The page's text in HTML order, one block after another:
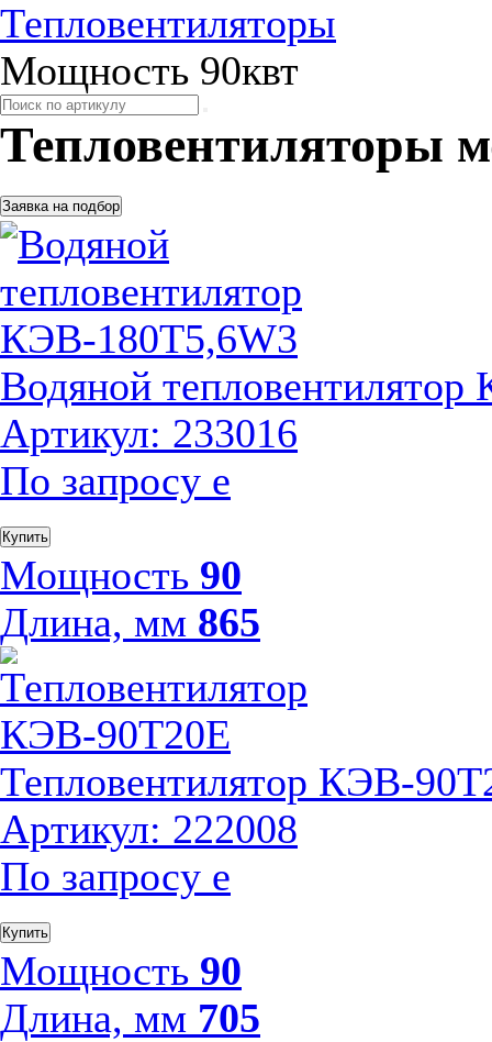
Тепловентиляторы
Мощность 90квт
Тепловентиляторы
Заявка на подбор
Водяной
Артикул: 233016
По запросу е
Купить
Мощность 90
Длина, мм 865
Тепловентилятор КЭВ-
Артикул: 222008
По запросу е
Купить
Мощность 90
Длина, мм 705